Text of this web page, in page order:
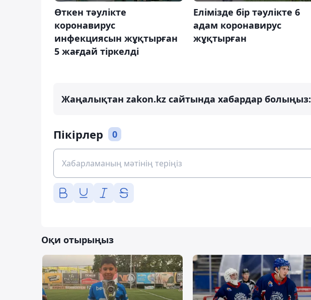
Өткен тәулікте
коронавирус
инфекциясын жұқтырған
5 жағдай тіркелді
Елімізде бір тәулікте 6
адам коронавирус
жұқтырған
Жаңалықтан zakon.kz сайтында хабардар болыңыз:
Пікірлер 0
Оқи отырыңыз